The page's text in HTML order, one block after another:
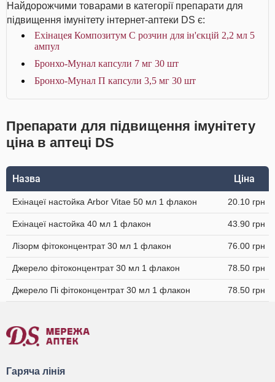
Найдорожчими товарами в категорії препарати для
підвищення імунітету інтернет-аптеки DS є:
Ехінацея Композитум С розчин для ін'єкцій 2,2 мл 5
ампул
Бронхо-Мунал капсули 7 мг 30 шт
Бронхо-Мунал П капсули 3,5 мг 30 шт
Препарати для підвищення імунітету
ціна в аптеці DS
Назва Ціна
Ехінацеї настойка Arbor Vitae 50 мл 1 флакон 20.10 грн
Ехінацеї настойка 40 мл 1 флакон 43.90 грн
Лізорм фітоконцентрат 30 мл 1 флакон 76.00 грн
Джерело фітоконцентрат 30 мл 1 флакон 78.50 грн
Джерело Пі фітоконцентрат 30 мл 1 флакон 78.50 грн
Гаряча лінія